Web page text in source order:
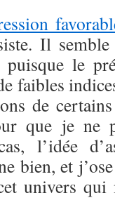
Il semble
puisque le
faibles
de
que je ne
l’idée
bien, et
univers qui